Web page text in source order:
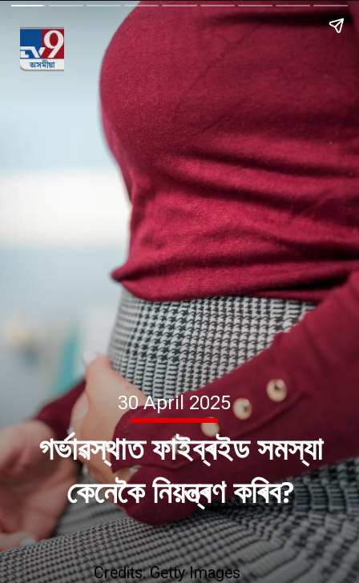
গৰ্ভাৱস্থাত ফাইব্ৰইড সমস্যা
কেনেকৈ নিয়ন্ত্ৰণ কৰিব?
30 April 2025
Credits: Getty Images